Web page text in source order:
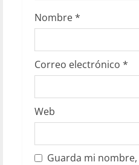
Nombre*
Correo electrónico *
Web
Guarda mi